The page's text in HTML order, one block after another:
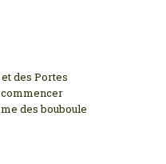
des Portes
commencer
des bouboule